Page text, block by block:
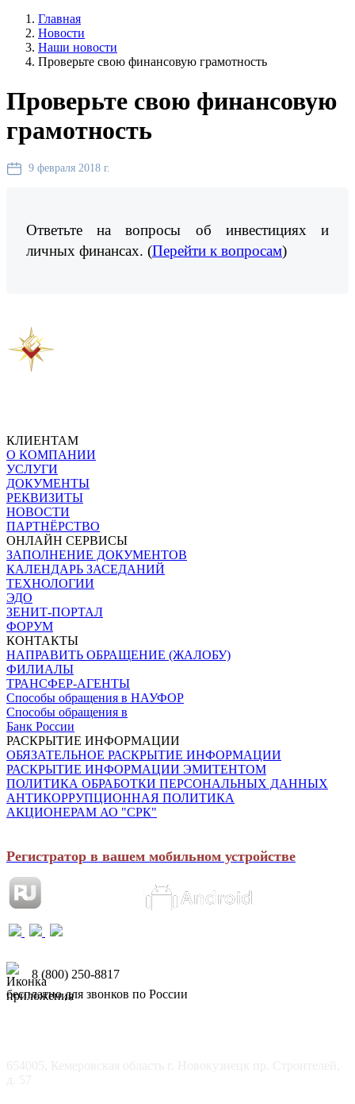
Главная
Новости
Наши новости
Проверьте свою финансовую грамотность
Проверьте свою финансовую
грамотность
9 февраля 2018 г.
Ответьте на вопросы об инвестициях и
личных финансах. (Перейти к вопросам)
КЛИЕНТАМ
О КОМПАНИИ
УСЛУГИ
ДОКУМЕНТЫ
РЕКВИЗИТЫ
НОВОСТИ
ПАРТНЁРСТВО
ОНЛАЙН СЕРВИСЫ
ЗАПОЛНЕНИЕ ДОКУМЕНТОВ
КАЛЕНДАРЬ ЗАСЕДАНИЙ
ТЕХНОЛОГИИ
ЭДО
ЗЕНИТ-ПОРТАЛ
ФОРУМ
КОНТАКТЫ
НАПРАВИТЬ ОБРАЩЕНИЕ (ЖАЛОБУ)
ФИЛИАЛЫ
ТРАНСФЕР-АГЕНТЫ
Способы обращения в НАУФОР
Способы обращения в
Банк России
РАСКРЫТИЕ ИНФОРМАЦИИ
ОБЯЗАТЕЛЬНОЕ РАСКРЫТИЕ ИНФОРМАЦИИ
РАСКРЫТИЕ ИНФОРМАЦИИ ЭМИТЕНТОМ
ПОЛИТИКА ОБРАБОТКИ ПЕРСОНАЛЬНЫХ ДАННЫХ
АНТИКОРРУПЦИОННАЯ ПОЛИТИКА
АКЦИОНЕРАМ АО "СРК"
Регистратор в вашем мобильном устройстве
8 (800) 250-8817
бесплатно для звонков по России